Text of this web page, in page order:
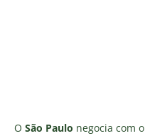
O São Paulo negocia com o